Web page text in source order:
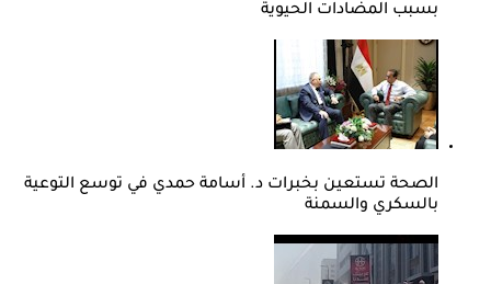
بسبب المضادات الحيوية
الصحة تستعين بخبرات د. أسامة حمدي في توسع التوعية
بالسكري والسمنة